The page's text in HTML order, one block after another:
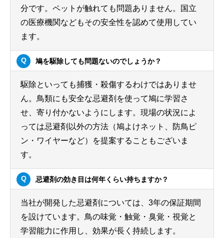
分です。ペットが触れても問題ありません。国立
の医療機関などもその安全性を認めて使用してい
ます。
鳩を駆除しても問題ないのでしょうか？
駆除といっても捕獲・殺傷するわけではありませ
ん。鳥類にも安全な忌避剤を使って鳩に学習さ
せ、寄り付かないようにします。現場の状況によ
っては忌避剤以外の方法（鳩よけネット、防鳥ピ
ン・ワイヤーなど）を提案することもございま
す。
忌避剤の効き目は何年くらい持ちますか？
当社が開発した忌避剤については、3年の保証期間
を設けています。鳥の味覚・触覚・臭覚・視覚と
学習能力に作用し、効果が長く持続します。